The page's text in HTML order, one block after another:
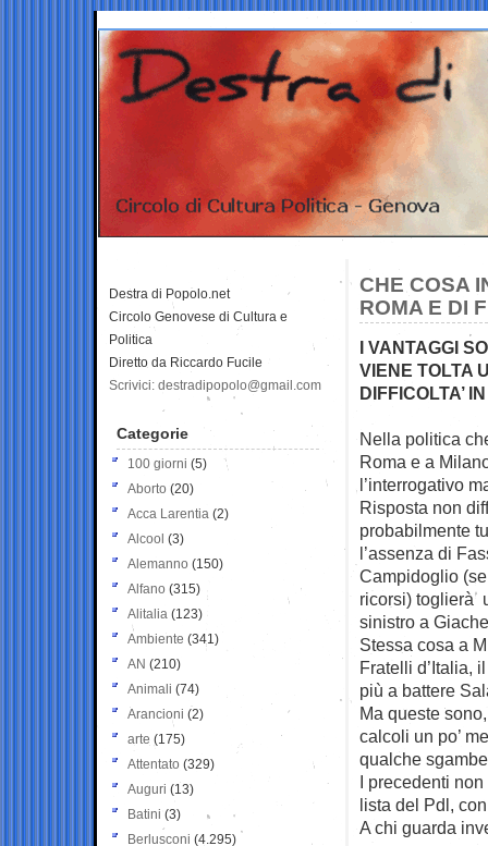
CHE COSA
ROMA E DI
I VANTAGGI
VIENE TOLTA
DIFFICOLTA’
Nella politica
Roma e a
l’interrogativo
Risposta non
probabilmente
l’assenza di
Campidoglio
ricorsi) toglierà
sinistro a
Stessa cosa a
Fratelli d’Italia,
più a battere
Ma queste
calcoli un po’
qualche
I precedenti
lista del Pdl,
A chi guarda
Destra di Popolo.net
Circolo Genovese di Cultura e
Politica
Diretto da Riccardo Fucile
Scrivici: destradipopolo@gmail.com
Categorie
100 giorni (5)
Aborto (20)
Acca Larentia (2)
Alcool (3)
Alemanno (150)
Alfano (315)
Alitalia (123)
Ambiente (341)
AN (210)
Animali (74)
Arancioni (2)
arte (175)
Attentato (329)
Auguri (13)
Batini (3)
Berlusconi (4.295)